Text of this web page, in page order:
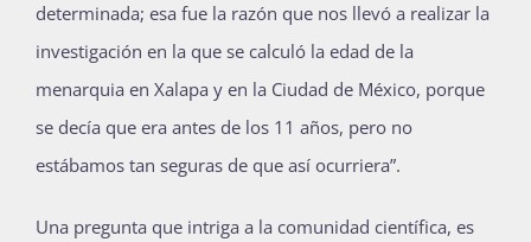
determinada; esa fue la razón que nos llevó a realizar la
investigación en la que se calculó la edad de la
menarquia en Xalapa y en la Ciudad de México, porque
se decía que era antes de los 11 años, pero no
estábamos tan seguras de que así ocurriera”.
Una pregunta que intriga a la comunidad científica, es